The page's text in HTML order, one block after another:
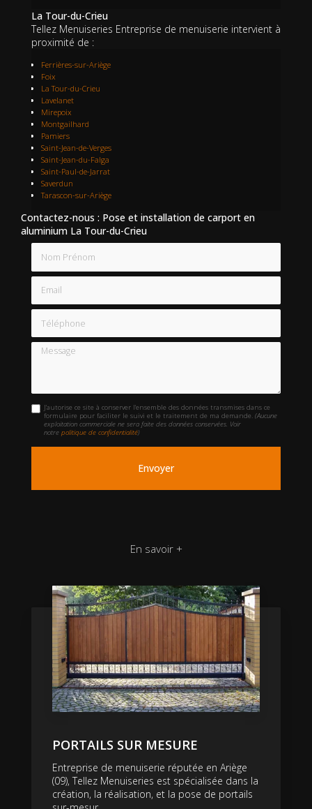
La Tour-du-Crieu
Tellez Menuiseries Entreprise de menuiserie intervient à
proximité de :
Ferrières-sur-Ariège
Foix
La Tour-du-Crieu
Lavelanet
Mirepoix
Montgailhard
Pamiers
Saint-Jean-de-Verges
Saint-Jean-du-Falga
Saint-Paul-de-Jarrat
Saverdun
Tarascon-sur-Ariège
Contactez-nous : Pose et installation de carport en
aluminium La Tour-du-Crieu
Email
Téléphone
Message
J'autorise ce site à conserver l'ensemble des données transmises dans ce
formulaire pour faciliter le suivi et le traitement de ma demande.(Aucune
exploitation commerciale ne sera faite des données conservées. Voir
notrepolitique de confidentialité)
En savoir +
PORTAILS SUR MESURE
Entreprise de menuiserie réputée en Ariège
(09), Tellez Menuiseries est spécialisée dans la
création, la réalisation, et la pose de portails